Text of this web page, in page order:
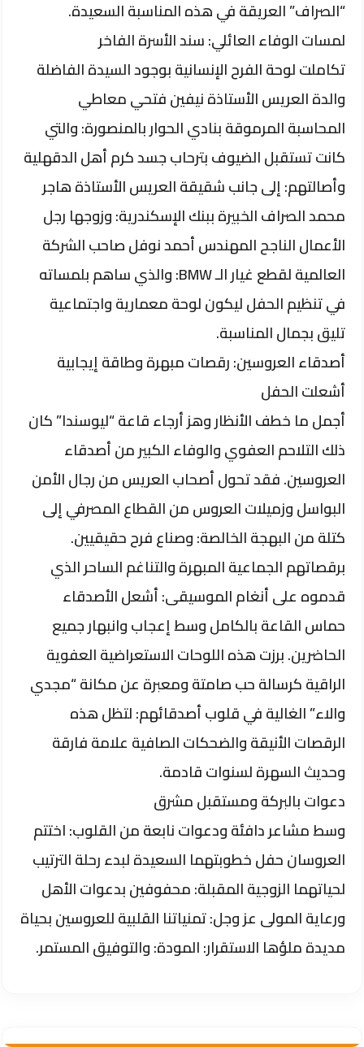
“الصراف” العريقة في هذه المناسبة السعيدة.
​لمسات الوفاء العائلي: سند الأسرة الفاخر
​تكاملت لوحة الفرح الإنسانية بوجود السيدة الفاضلة
والدة العريس الأستاذة نيفين فتحي معاطي
المحاسبة المرموقة بنادي الحوار بالمنصورة: والتي
كانت تستقبل الضيوف بترحاب جسد كرم أهل الدقهلية
وأصالتهم: إلى جانب شقيقة العريس الأستاذة هاجر
محمد الصراف الخبيرة ببنك الإسكندرية: وزوجها رجل
الأعمال الناجح المهندس أحمد نوفل صاحب الشركة
العالمية لقطع غيار الـ BMW: والذي ساهم بلمساته
في تنظيم الحفل ليكون لوحة معمارية واجتماعية
تليق بجمال المناسبة.
​أصدقاء العروسين: رقصات مبهرة وطاقة إيجابية
أشعلت الحفل
​أجمل ما خطف الأنظار وهز أرجاء قاعة “ليوسندا” كان
ذلك التلاحم العفوي والوفاء الكبير من أصدقاء
العروسين. فقد تحول أصحاب العريس من رجال الأمن
البواسل وزميلات العروس من القطاع المصرفي إلى
كتلة من البهجة الخالصة: وصناع فرح حقيقيين.
​برقصاتهم الجماعية المبهرة والتناغم الساحر الذي
قدموه على أنغام الموسيقى: أشعل الأصدقاء
حماس القاعة بالكامل وسط إعجاب وانبهار جميع
الحاضرين. برزت هذه اللوحات الاستعراضية العفوية
الراقية كرسالة حب صامتة ومعبرة عن مكانة “مجدي
والاء” الغالية في قلوب أصدقائهم: لتظل هذه
الرقصات الأنيقة والضحكات الصافية علامة فارقة
وحديث السهرة لسنوات قادمة.
​دعوات بالبركة ومستقبل مشرق
​وسط مشاعر دافئة ودعوات نابعة من القلوب: اختتم
العروسان حفل خطوبتهما السعيدة لبدء رحلة الترتيب
لحياتهما الزوجية المقبلة: محفوفين بدعوات الأهل
ورعاية المولى عز وجل: تمنياتنا القلبية للعروسين بحياة
مديدة ملؤها الاستقرار: المودة: والتوفيق المستمر.